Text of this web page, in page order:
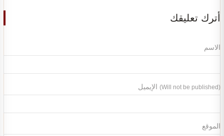
أترك تعليقك
الاسم
(Will not be published)
الموقع